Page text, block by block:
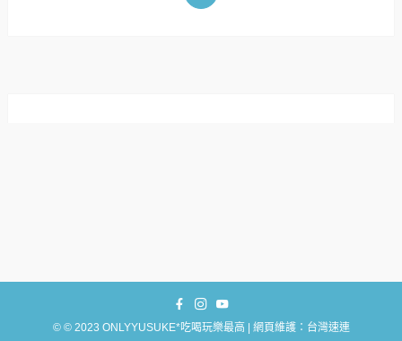
©© 2023 ONLYYUSUKE*吃喝玩樂最高 | 網頁維護：台灣速連